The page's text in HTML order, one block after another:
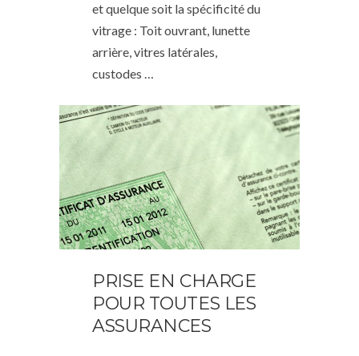
et quelque soit la spécificité du
vitrage : Toit ouvrant, lunette
arrière, vitres latérales,
custodes …
PRISE EN CHARGE
POUR TOUTES LES
ASSURANCES